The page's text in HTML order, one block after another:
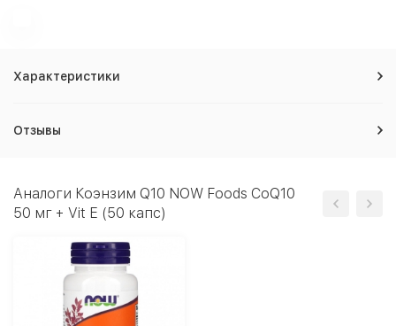
Характеристики
Отзывы
Аналоги Коэнзим Q10 NOW Foods CoQ10
50 мг + Vit E (50 капс)